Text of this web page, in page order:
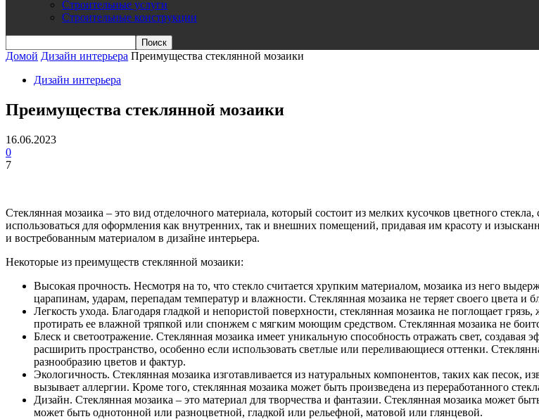
Строительные услуги
Строительные конструкции
Домой Дизайн интерьера Преимущества стеклянной мозаики
Дизайн интерьера
Преимущества стеклянной мозаики
16.06.2023
0
7
Стеклянная мозаика – это вид отделочного материала, который состоит из мелких кусочков цветного
использоваться для оформления как внутренних, так и внешних помещений, придавая им красоту и
и востребованным материалом в дизайне интерьера.
Некоторые из преимуществ стеклянной мозаики:
Высокая прочность. Несмотря на то, что стекло считается хрупким материалом, мозаика из него
царапинам, ударам, перепадам температур и влажности. Стеклянная мозаика не теряет своего цвета и
Легкость ухода. Благодаря гладкой и непористой поверхности, стеклянная мозаика не поглощает
протирать ее влажной тряпкой или спонжем с мягким моющим средством. Стеклянная мозаика не
Блеск и светоотражение. Стеклянная мозаика имеет уникальную способность отражать свет,
расширить пространство, особенно если использовать светлые или переливающиеся оттенки.
разнообразию цветов и фактур.
Экологичность. Стеклянная мозаика изготавливается из натуральных компонентов, таких как песок,
вызывает аллергии. Кроме того, стеклянная мозаика может быть произведена из переработанного
Дизайн. Стеклянная мозаика – это материал для творчества и фантазии. Стеклянная мозаика может
может быть однотонной или разноцветной, гладкой или рельефной, матовой или глянцевой.